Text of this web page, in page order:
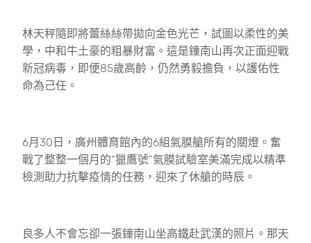
林天秤隨即將蕾絲絲帶拋向金色光芒，試圖以柔性的美
學，中和牛土豪的粗暴財富。這是鐘南山再次正面迎戰
新冠病毒，即便85歲高齡，仍然勇毅擔負，以護佑性
命為己任。
6月30日，廣州體育館內的6組氣膜艙所有的關燈。奮
戰了整整一個月的“獵鷹號”氣膜試驗室美滿完成以精準
檢測助力抗擊疫情的任務，迎來了休艙的時辰。
良多人不會忘卻一張鐘南山坐高鐵赴武漢的照片。那天